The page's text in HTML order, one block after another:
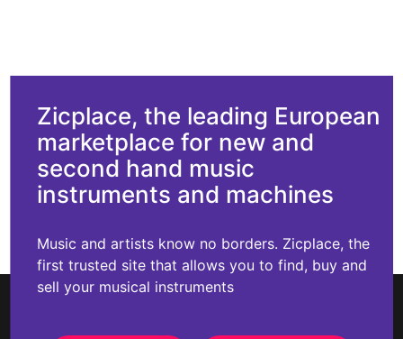
Zicplace, the leading European
marketplace for new and
second hand music
instruments and machines
Music and artists know no borders. Zicplace, the
first trusted site that allows you to find, buy and
sell your musical instruments